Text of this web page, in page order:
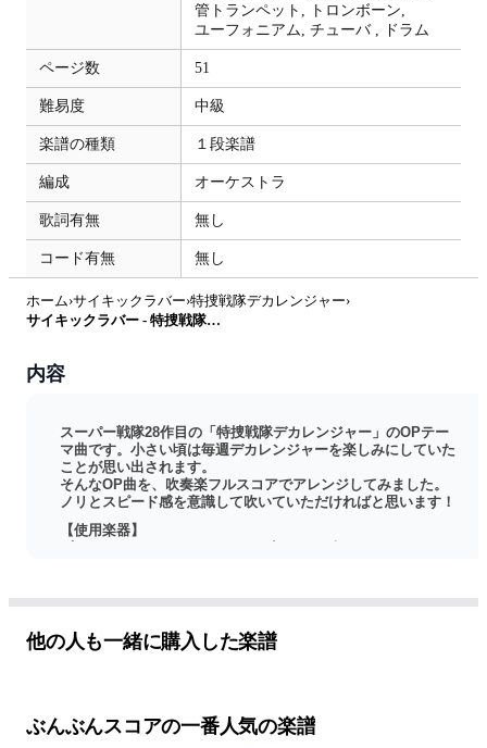
管トランペット,
トロンボーン,
ユーフォニアム, チューバ , ドラム
ページ数 51
難易度 中級
楽譜の種類 １段楽譜
編成 オーケストラ
歌詞有無 無し
コード有無 無し
ホーム›サイキックラバー›特捜戦隊デカレンジャー›
サイキックラバー - 特捜戦隊デカレンジャー (特撮) by ぶんぶんスコア
内容
スーパー戦隊28作目の「特捜戦隊デカレンジャー」のOPテー
マ曲です。小さい頃は毎週デカレンジャーを楽しみにしていた
ことが思い出されます。
そんなOP曲を、吹奏楽フルスコアでアレンジしてみました。
ノリとスピード感を意識して吹いていただければと思います！
【使用楽器】
ルン×1、トランペット×2、トロンボーン×1、ユーフォニアム
フルスコアの後にパート譜も入っています。
他の人も一緒に購入した楽譜
ぶんぶんスコアの一番人気の楽譜